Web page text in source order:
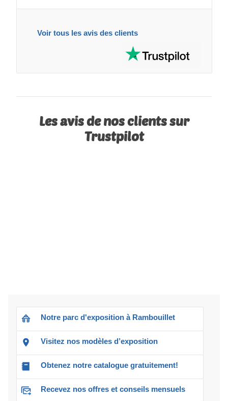
Voir tous les avis des clients
Les avis de nos clients sur
Trustpilot
Notre parc d'exposition à Rambouillet
Visitez nos modèles d’exposition
Obtenez notre catalogue gratuitement!
Recevez nos offres et conseils mensuels